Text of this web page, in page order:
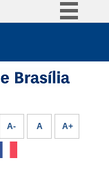
Participe
Legislação
Canais
A- A A+